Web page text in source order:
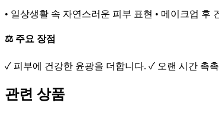
• 일상생활 속 자연스러운 피부 표현 • 메이크업 후
⚖️ 주요 장점
✓ 피부에 건강한 윤광을 더합니다. ✓ 오랜 시간 촉
관련 상품